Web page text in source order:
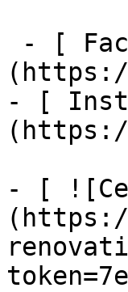
(https://
- [
- [